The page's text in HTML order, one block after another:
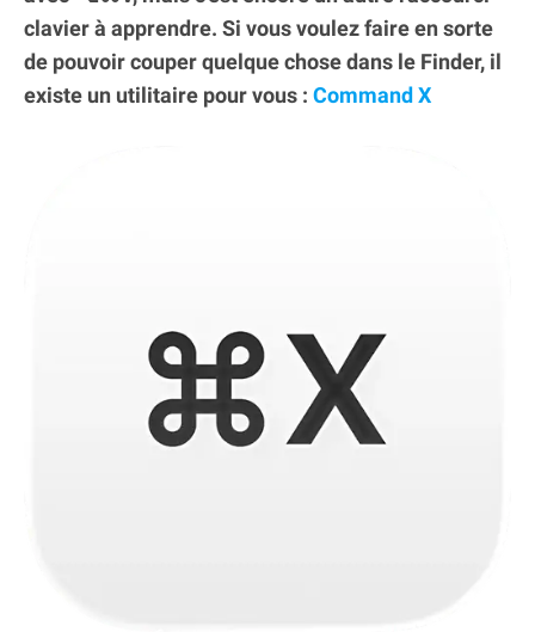
clavier à apprendre. Si vous voulez faire en sorte
de pouvoir couper quelque chose dans le Finder, il
existe un utilitaire pour vous : Command X